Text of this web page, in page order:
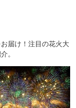
届け！注目の花火大
。